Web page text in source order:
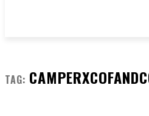
TAG: